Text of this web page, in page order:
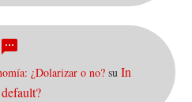
¿Dolarizar o no? su In